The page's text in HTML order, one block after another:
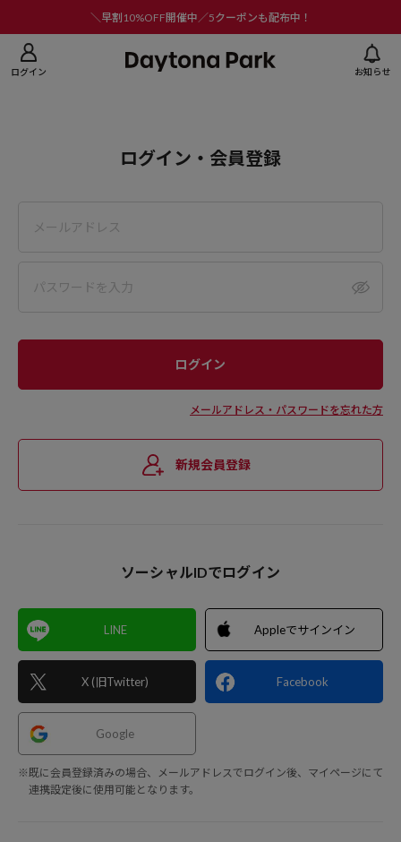
＼早割10%OFF開催中／5クーポンも配布中！
ログイン お知らせ
ログイン・会員登録
メールアドレス・パスワードを忘れた方
新規会員登録
ソーシャルIDでログイン
LINE
X (旧Twitter)
Appleでサインイン
Facebook
Google
※既に会員登録済みの場合、メールアドレスでログイン後、マイページにて
連携設定後に使用可能となります。